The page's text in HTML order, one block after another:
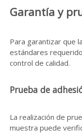
Garantía y
Para garantizar que
estándares
control de calidad.
Prueba de
La realización de
muestra puede